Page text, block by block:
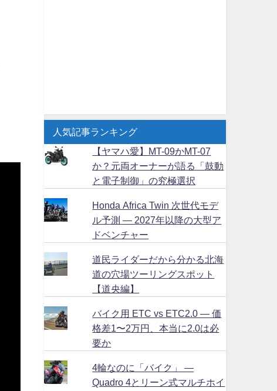
人気記事ランキング
【ヤマハ愛】MT-09かMT-07
か？元両オーナーが語る「鼓動
と電子制御」の究極選択
Honda Africa Twin 次世代モデ
ル予測 ― 2027年以降の大型ア
ドベンチャー
道民ライダーだから分かる北海
道の穴場ツーリングスポット
【道央編】
バイク用 ETC vs ETC2.0 ― 価
格差1〜2万円、本当に2.0は必
要か
4輪なのに「バイク」 ―
Quadro 4とリーン式マルチホイ